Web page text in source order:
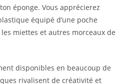
éponge. Vous apprécierez
équipé d’une poche
miettes et autres morceaux de
disponibles en beaucoup de
rivalisent de créativité et